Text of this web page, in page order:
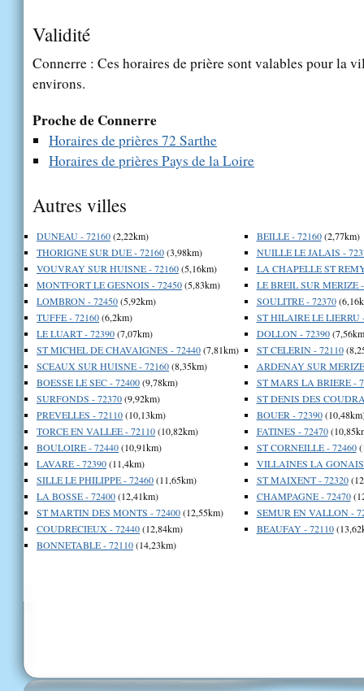
Validité
Connerre : Ces horaires de prière sont valables pour la
environs.
Proche de Connerre
Horaires de prières 72 Sarthe
Horaires de prières Pays de la Loire
Autres villes
DUNEAU - 72160(2,22km)
THORIGNE SUR DUE - 72160(3,98km)
VOUVRAY SUR HUISNE - 72160(5,16km)
MONTFORT LE GESNOIS - 72450(5,83km)
LOMBRON - 72450(5,92km)
TUFFE - 72160(6,2km)
LE LUART - 72390(7,07km)
ST MICHEL DE CHAVAIGNES - 72440(7,81km)
SCEAUX SUR HUISNE - 72160(8,35km)
BOESSE LE SEC - 72400(9,78km)
SURFONDS - 72370(9,92km)
PREVELLES - 72110(10,13km)
TORCE EN VALLEE - 72110(10,82km)
BOULOIRE - 72440(10,91km)
LAVARE - 72390(11,4km)
SILLE LE PHILIPPE - 72460(11,65km)
LA BOSSE - 72400(12,41km)
ST MARTIN DES MONTS - 72400(12,55km)
COUDRECIEUX - 72440(12,84km)
BONNETABLE - 72110(14,23km)
BEILLE - 72160(2,77km)
NUILLE LE JALAIS -
LA CHAPELLE ST
LE BREIL SUR MERIZE
SOULITRE - 72370
ST HILAIRE LE LIERRU
DOLLON - 72390
ST CELERIN - 72110
ARDENAY SUR
ST MARS LA BRIERE -
ST DENIS DES
BOUER - 72390
FATINES - 72470
ST CORNEILLE - 72460
VILLAINES LA GONAIS
ST MAIXENT - 72320
CHAMPAGNE - 72470
SEMUR EN VALLON -
BEAUFAY - 72110